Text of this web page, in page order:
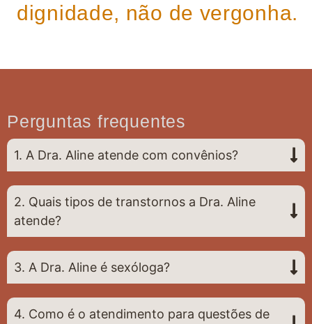
dignidade, não de vergonha.
Perguntas frequentes
1. A Dra. Aline atende com convênios?
2. Quais tipos de transtornos a Dra. Aline
atende?
3. A Dra. Aline é sexóloga?
4. Como é o atendimento para questões de